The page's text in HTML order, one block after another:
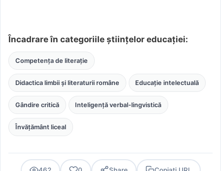
Încadrare în categoriile științelor educației:
Competența de literație
Didactica limbii și literaturii române Educație intelectuală
Gândire critică Inteligență verbal-lingvistică
Învățământ liceal